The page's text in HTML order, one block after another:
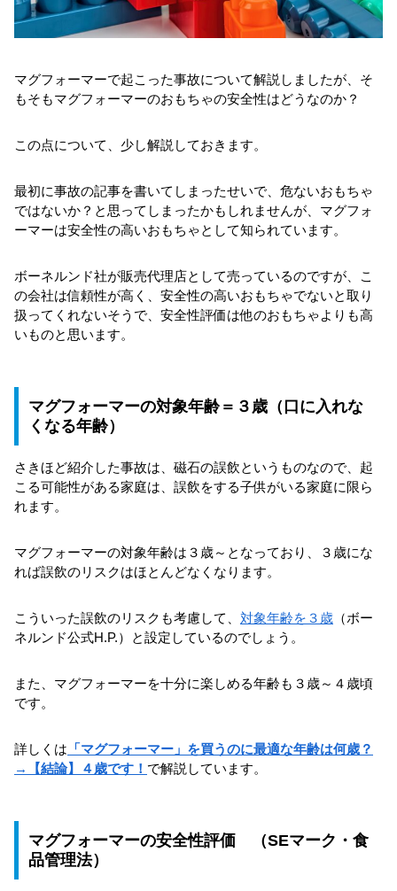
マグフォーマーで起こった事故について解説しましたが、そ
もそもマグフォーマーのおもちゃの安全性はどうなのか？
この点について、少し解説しておきます。
最初に事故の記事を書いてしまったせいで、危ないおもちゃ
ではないか？と思ってしまったかもしれませんが、マグフォ
ーマーは安全性の高いおもちゃとして知られています。
ボーネルンド社が販売代理店として売っているのですが、こ
の会社は信頼性が高く、安全性の高いおもちゃでないと取り
扱ってくれないそうで、安全性評価は他のおもちゃよりも高
いものと思います。
マグフォーマーの対象年齢＝３歳（口に入れな
くなる年齢）
さきほど紹介した事故は、磁石の誤飲というものなので、起
こる可能性がある家庭は、誤飲をする子供がいる家庭に限ら
れます。
マグフォーマーの対象年齢は３歳～となっており、３歳にな
れば誤飲のリスクはほとんどなくなります。
こういった誤飲のリスクも考慮して、 対象年齢を３歳 （ボー
ネルンド公式H.P.）と設定しているのでしょう。
また、マグフォーマーを十分に楽しめる年齢も３歳～４歳頃
です。
詳しくは 「マグフォーマー」を買うのに最適な年齢は何歳？
→【結論】４歳です！ で解説しています。
マグフォーマーの安全性評価 （SEマーク・食
品管理法）